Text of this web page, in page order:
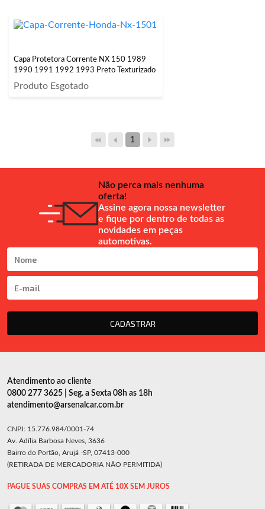
Capa Protetora Corrente NX 150 1989
1990 1991 1992 1993 Preto Texturizado
Produto Esgotado
1
Não perca mais nenhuma
oferta!
Assine agora nossa newsletter
e fique por dentro de todas as
novidades em peças
automotivas.
CADASTRAR
Atendimento ao cliente
0800 277 3625 | Seg. a Sexta 08h as 18h
atendimento@arsenalcar.com.br
CNPJ: 15.776.984/0001-74
Av. Adília Barbosa Neves, 3636
Bairro do Portão, Arujá -SP, 07413-000
(RETIRADA DE MERCADORIA NÃO PERMITIDA)
PAGUE SUAS COMPRAS EM ATÉ 10X SEM JUROS